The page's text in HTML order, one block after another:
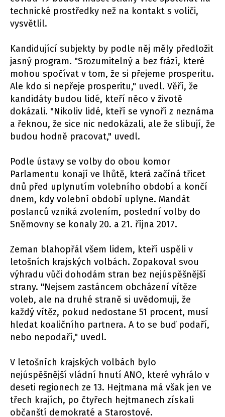
technické prostředky než na kontakt s voliči,
vysvětlil.
Kandidující subjekty by podle něj měly předložit
jasný program. "Srozumitelný a bez frází, které
mohou spočívat v tom, že si přejeme prosperitu.
Ale kdo si nepřeje prosperitu," uvedl. Věří, že
kandidáty budou lidé, kteří něco v životě
dokázali. "Nikoliv lidé, kteří se vynoří z neznáma
a řeknou, že sice nic nedokázali, ale že slibují, že
budou hodně pracovat," uvedl.
Podle ústavy se volby do obou komor
Parlamentu konají ve lhůtě, která začíná třicet
dnů před uplynutím volebního období a končí
dnem, kdy volební období uplyne. Mandát
poslanců vzniká zvolením, poslední volby do
Sněmovny se konaly 20. a 21. října 2017.
Zeman blahopřál všem lidem, kteří uspěli v
letošních krajských volbách. Zopakoval svou
výhradu vůči dohodám stran bez nejúspěšnější
strany. "Nejsem zastáncem obcházení vítěze
voleb, ale na druhé straně si uvědomuji, že
každý vítěz, pokud nedostane 51 procent, musí
hledat koaličního partnera. A to se buď podaří,
nebo nepodaří," uvedl.
V letošních krajských volbách bylo
nejúspěšnější vládní hnutí ANO, které vyhrálo v
deseti regionech ze 13. Hejtmana má však jen ve
třech krajích, po čtyřech hejtmanech získali
občanští demokraté a Starostové.